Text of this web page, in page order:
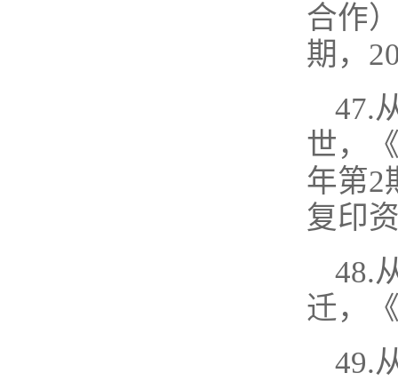
合作
期，
47.
世，
年第2
复印
48.
迁，
49.